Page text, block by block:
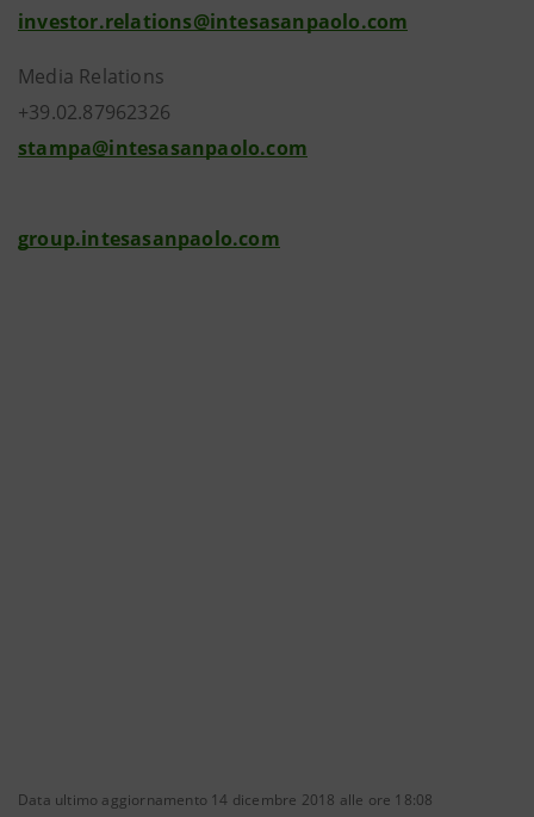
investor.relations@intesasanpaolo.com
Media Relations
+39.02.87962326
stampa@intesasanpaolo.com
group.intesasanpaolo.com
Data ultimo aggiornamento 14 dicembre 2018 alle ore 18:08